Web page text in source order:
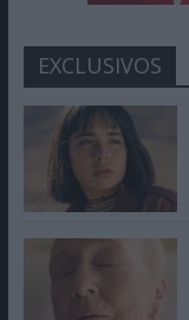
EXCLUSIVOS